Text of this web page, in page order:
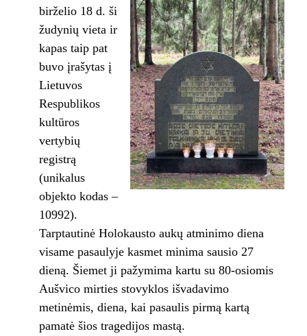
birželio 18 d. ši
žudynių vieta ir
kapas taip pat
buvo įrašytas į
Lietuvos
Respublikos
kultūros
vertybių
registrą
(unikalus
objekto kodas –
10992).
Tarptautinė Holokausto aukų atminimo diena
visame pasaulyje kasmet minima sausio 27
dieną. Šiemet ji pažymima kartu su 80-osiomis
Aušvico mirties stovyklos išvadavimo
metinėmis, diena, kai pasaulis pirmą kartą
pamatė šios tragedijos mastą.